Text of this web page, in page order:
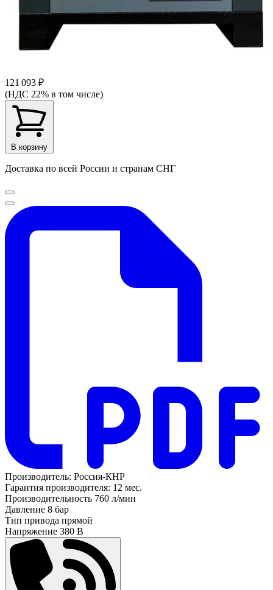
121 093 ₽
(НДС 22% в том числе)
В корзину
Доставка по всей России и странам СНГ
Производитель: Россия-КНР
Гарантия производителя: 12 мес.
Производительность 760 л/мин
Давление 8 бар
Тип привода прямой
Напряжение 380 В